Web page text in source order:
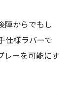
陣からでもし
仕様ラバーで
レーを可能にす